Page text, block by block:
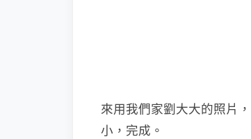
來用我們家劉大大的照片
小，完成。